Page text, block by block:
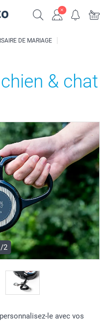
DE MARIAGE
& chat
2
le avec vos